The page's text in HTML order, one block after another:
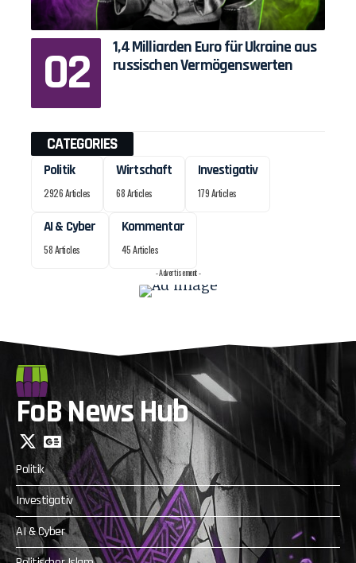
1,4 Milliarden Euro für Ukraine aus
russischen Vermögenswerten
CATEGORIES
Politik
2926 Articles
Wirtschaft
68 Articles
Investigativ
179 Articles
AI & Cyber
58 Articles
Kommentar
45 Articles
- Advertisement -
FoB News Hub
Politik
Investigativ
AI & Cyber